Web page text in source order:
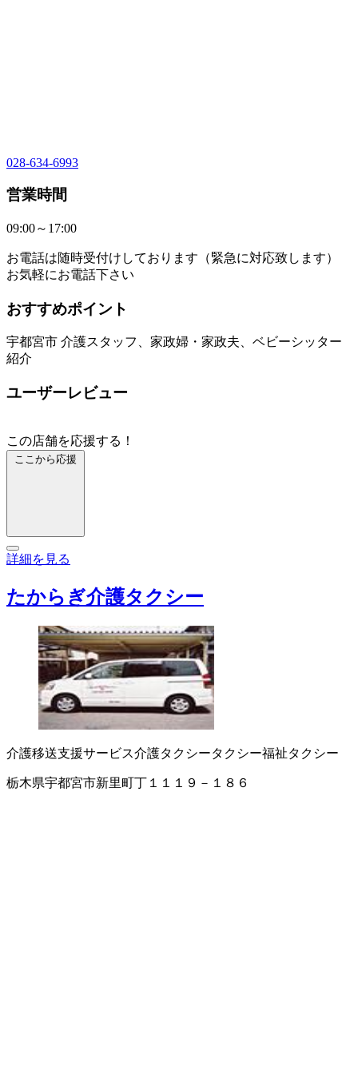
028-634-6993
営業時間
09:00～17:00
お電話は随時受付けしております（緊急に対応致します）
お気軽にお電話下さい
おすすめポイント
宇都宮市 介護スタッフ、家政婦・家政夫、ベビーシッター
紹介
ユーザーレビュー
この店舗を応援する！
ここから応援
詳細を見る
たからぎ介護タクシー
介護移送支援サービス介護タクシータクシー福祉タクシー
栃木県宇都宮市新里町丁１１１９－１８６